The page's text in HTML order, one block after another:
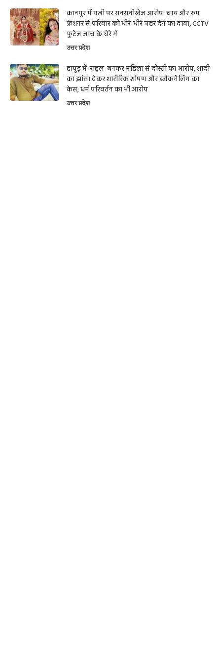
कानपुर में पत्नी पर सनसनीखेज आरोप: चाय और रूम
फ्रेशनर से परिवार को धीरे-धीरे जहर देने का दावा, CCTV
फुटेज जांच के घेरे में
उत्तर प्रदेश
हापुड़ में ‘राहुल’ बनकर महिला से दोस्ती का आरोप, शादी
का झांसा देकर शारीरिक शोषण और ब्लैकमेलिंग का
केस; धर्म परिवर्तन का भी आरोप
उत्तर प्रदेश